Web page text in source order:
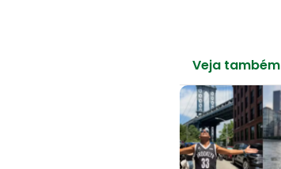
Veja também